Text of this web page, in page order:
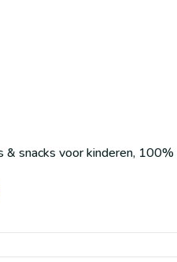
snacks voor kinderen, 100%